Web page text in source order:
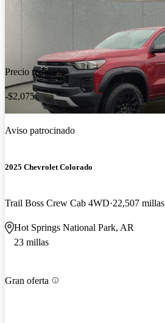
Precio reducido
-$2,075
Aviso patrocinado
2025 Chevrolet Colorado
Trail Boss Crew Cab 4WD 22,507 millas
Hot Springs National Park, AR
23 millas
Gran oferta